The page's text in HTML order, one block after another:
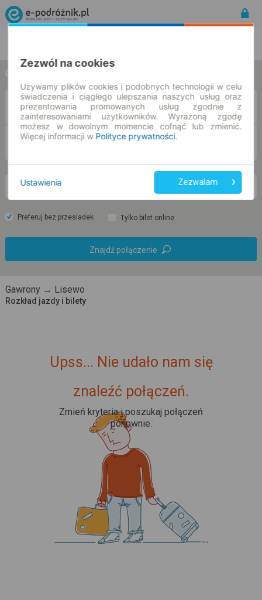
Z
DO
pt. 7 sie.
Preferuj bez przesiadek Tylko bilet online
Znajdź połączenie
Gawrony → Lisewo
Rozkład jazdy i bilety
Upss... Nie udało nam się
znaleźć połączeń.
Zmień kryteria i poszukaj połączeń
ponownie.
Zezwól na cookies
Używamy plików cookies i podobnych technologii w celu
świadczenia i ciągłego ulepszania naszych usług oraz
prezentowania promowanych usług zgodnie z
zainteresowaniami użytkowników. Wyrażoną zgodę
możesz w dowolnym momencie cofnąć lub zmienić.
Więcej informacji w Polityce prywatności.
Ustawienia Zezwalam